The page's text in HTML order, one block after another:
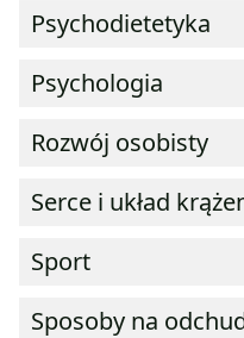
Psychodietetyka
Psychologia
Rozwój osobisty
Serce i układ
Sport
Sposoby na